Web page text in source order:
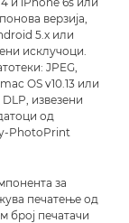
верзија,
5.x или
исклучоци.
JPEG,
OS v10.13 или
извезени
од
PhotoPrint
за
печатење од
број печатачи